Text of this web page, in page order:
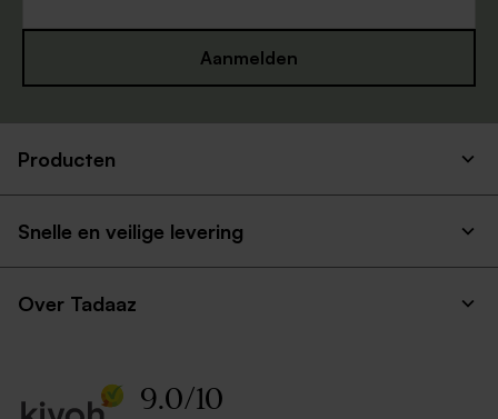
Aanmelden
Producten
Snelle en veilige levering
Over Tadaaz
9.0/10